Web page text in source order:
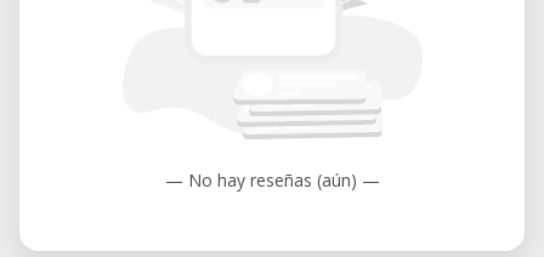
— No hay reseñas (aún) —